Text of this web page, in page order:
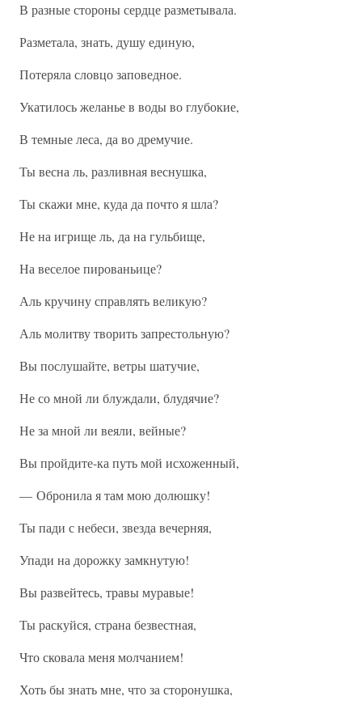
В разные стороны сердце разметывала.
Разметала, знать, душу единую,
Потеряла словцо заповедное.
Укатилось желанье в воды во глубокие,
В темные леса, да во дремучие.
Ты весна ль, разливная веснушка,
Ты скажи мне, куда да почто я шла?
Не на игрище ль, да на гульбище,
На веселое пированьице?
Аль кручину справлять великую?
Аль молитву творить запрестольную?
Вы послушайте, ветры шатучие,
Не со мной ли блуждали, блудячие?
Не за мной ли веяли, вейные?
Вы пройдите-ка путь мой исхоженный,
— Обронила я там мою долюшку!
Ты пади с небеси, звезда вечерняя,
Упади на дорожку замкнутую!
Вы развейтесь, травы муравые!
Ты раскуйся, страна безвестная,
Что сковала меня молчанием!
Хоть бы знать мне, что за сторонушка,